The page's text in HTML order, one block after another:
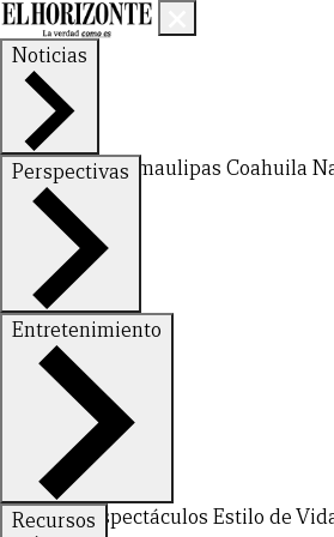
Noticias
Nuevo LeónTamaulipas Coahuila
Perspectivas
FinanzasOpinión
Entretenimiento
DeportesEspectáculos Estilo de
Recursos